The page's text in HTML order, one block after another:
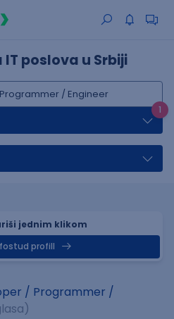
poslova u Srbiji
1
jednim klikom
profill
/ Programmer /